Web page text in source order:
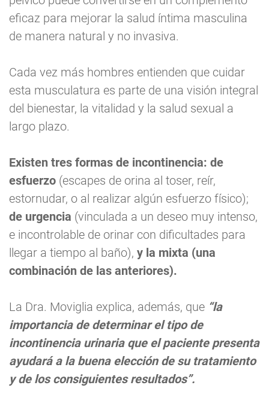
eficaz para mejorar la salud íntima masculina
de manera natural y no invasiva.
Cada vez más hombres entienden que cuidar
esta musculatura es parte de una visión integral
del bienestar, la vitalidad y la salud sexual a
largo plazo.
Existen tres formas de incontinencia: de
esfuerzo (escapes de orina al toser, reír,
estornudar, o al realizar algún esfuerzo físico);
de urgencia (vinculada a un deseo muy intenso,
e incontrolable de orinar con dificultades para
llegar a tiempo al baño), y la mixta (una
combinación de las anteriores).
La Dra. Moviglia explica, además, que “la
importancia de determinar el tipo de
incontinencia urinaria que el paciente presenta
ayudará a la buena elección de su tratamiento
y de los consiguientes resultados”.